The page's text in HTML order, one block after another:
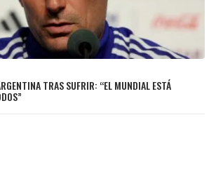
TRAS SUFRIR: “EL MUNDIAL ESTÁ